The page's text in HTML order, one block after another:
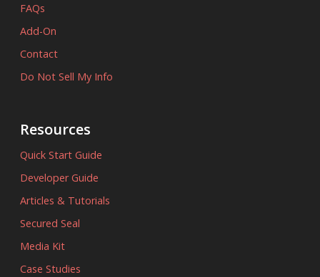
FAQs
Add-On
Contact
Do Not Sell My Info
Resources
Quick Start Guide
Developer Guide
Articles & Tutorials
Secured Seal
Media Kit
Case Studies